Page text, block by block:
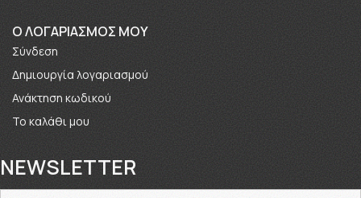
O ΛΟΓΑΡΙΑΣΜΟΣ ΜΟΥ
Σύνδεση
Δημιουργία λογαριασμού
Ανάκτηση κωδικού
Το καλάθι μου
NEWSLETTER